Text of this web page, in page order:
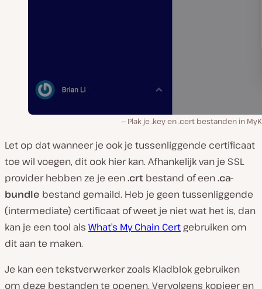
Plak je .key en .cert bestanden in
Let op dat wanneer je ook je tussenliggende certificaat
toe wil voegen, dit ook hier kan. Afhankelijk van je SSL
provider hebben ze je een.crt bestand of een.ca-
bundle bestand gemaild. Heb je geen tussenliggende
(intermediate) certificaat of weet je niet wat het is, dan
kan je een tool als What’s My Chain Cert gebruiken om
dit aan te maken.
Je kan een tekstverwerker zoals Kladblok gebruiken
om deze bestanden te openen. Vervolgens kopieer en